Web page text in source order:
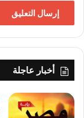
أخبار عاجلة